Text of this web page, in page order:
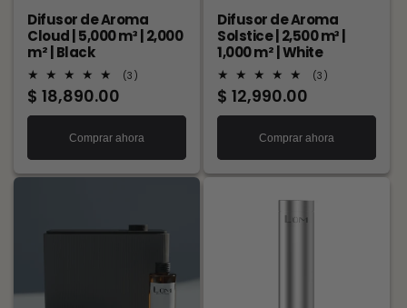
Difusor de Aroma
Cloud | 5,000 m³ | 2,000
m² | Black
(3)
Precio
habitual
$ 18,890.00
Comprar ahora
Difusor de Aroma
Solstice | 2,500 m³ |
1,000 m² | White
(3)
Precio
habitual
$ 12,990.00
Comprar ahora